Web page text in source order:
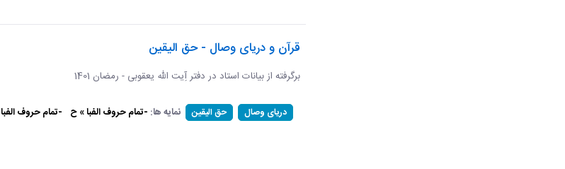
قرآن و دریای وصال - حق الیقین
برگرفته از بیانات استاد در دفتر آِیت الله یعقوبی - رمضان 1401
دریای وصال حق الیقین نمایه ها: -تمام حروف الفبا » ح -تمام حروف الفبا